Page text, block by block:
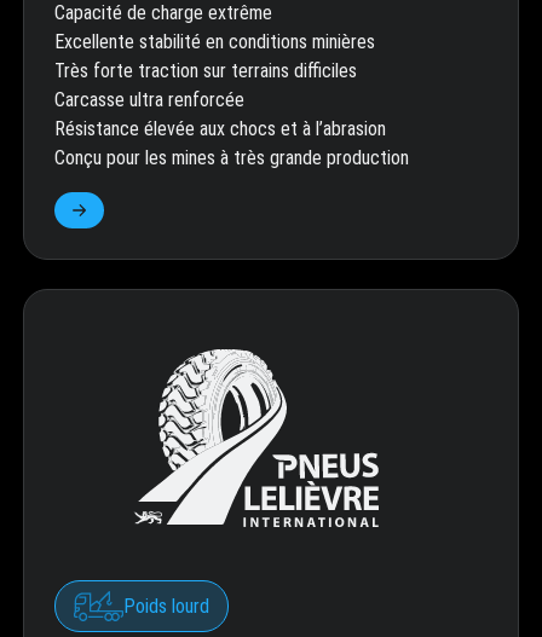
Capacité de charge extrême
Excellente stabilité en conditions minières
Très forte traction sur terrains difficiles
Carcasse ultra renforcée
Résistance élevée aux chocs et à l’abrasion
Conçu pour les mines à très grande production
Poids lourd